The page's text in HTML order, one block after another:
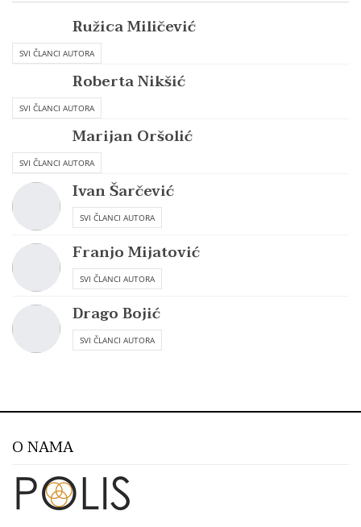
Ružica Miličević
SVI ČLANCI AUTORA
Roberta Nikšić
SVI ČLANCI AUTORA
Marijan Oršolić
SVI ČLANCI AUTORA
Ivan Šarčević
SVI ČLANCI AUTORA
Franjo Mijatović
SVI ČLANCI AUTORA
Drago Bojić
SVI ČLANCI AUTORA
O NAMA